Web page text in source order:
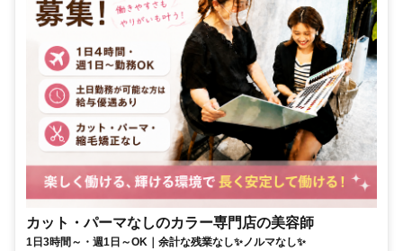
カット・パーマなしのカラー専門店の美容師
1日3時間～・週1日～OK｜余計な残業なし✨ノルマなし✨